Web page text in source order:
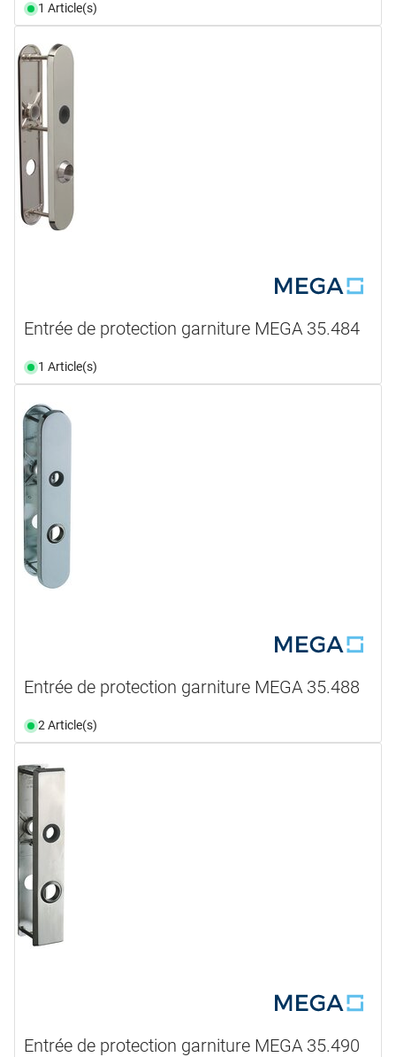
1 Article(s)
Entrée de protection garniture MEGA 35.484
1 Article(s)
Entrée de protection garniture MEGA 35.488
2 Article(s)
Entrée de protection garniture MEGA 35.490